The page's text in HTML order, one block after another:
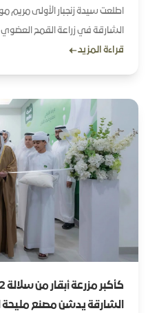
اطلعت سيدة زنجبار الأولى مريم
الشارقة في زراعة القمح العضوي
إضافة إلى المزرعة التجريبية
والحيواني اكتفاء التابعة لدائرة
قراءة المزيد
الشارقة يدشن مصنع مليحة